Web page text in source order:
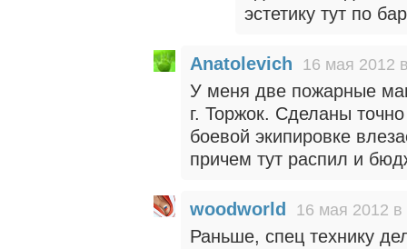
эстетику тут по
Anatolevich 16 мая 2012
У меня две пожарные
г. Торжок. Сделаны
боевой экипировке
причем тут распил и
woodworld 16 мая 2012 в
Раньше, спец технику